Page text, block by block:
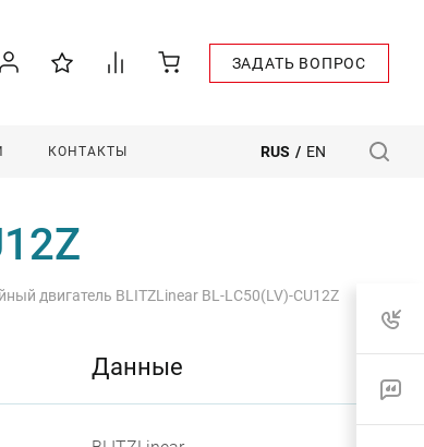
ЗАДАТЬ ВОПРОС
КОНТАКТЫ RUS / EN
двигатель BLITZLinear BL-LC50(LV)-CU12Z
Данные